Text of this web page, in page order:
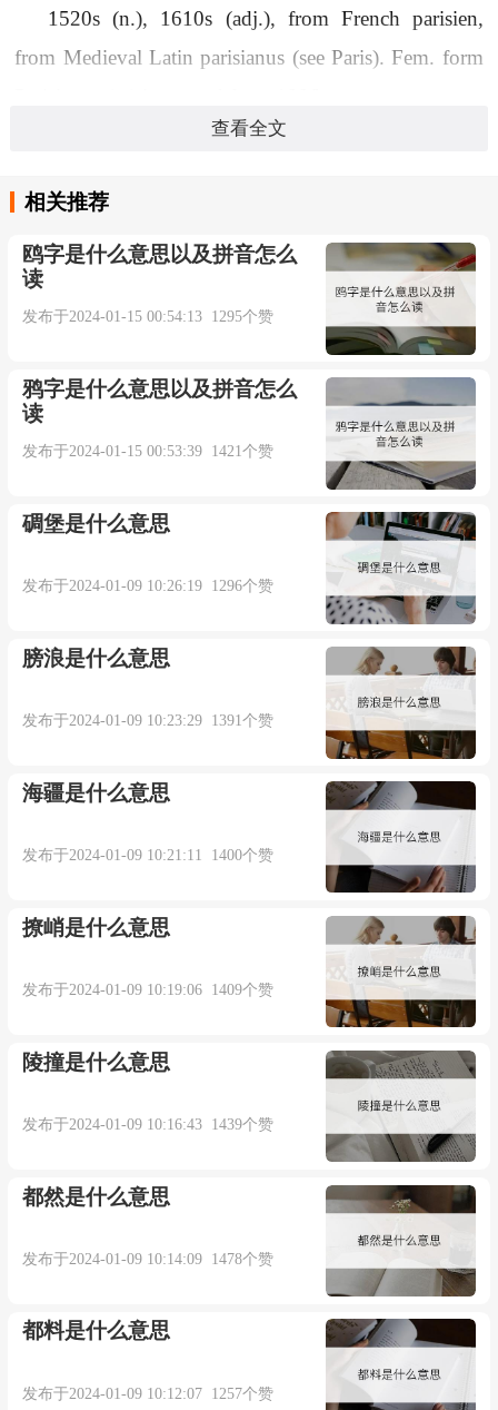
1520s (n.), 1610s (adj.), from French parisien,
from Medieval Latin parisianus (see Paris). Fem. form
Parisian art museums.
几个月来马尔科姆一直想参观巴黎的艺术博物
2. Parisian taxi drivers are threatening to mount a
blockade to turn the screw on the government.
巴黎出租车司机们正威胁阻塞交通以对政府进
3. He pronounced them to perfection with genuine
Parisian chic.
他念音非常准确,是纯粹的巴黎调子.
来自辞典例句
4. She bought a dress patterned upon a Parisian
她买了一件仿照巴黎流行式样而做的衣服.
couple.
巴黎市民站在街道两旁赞赏这对年轻夫妇.
来自辞典例句
查看全文
相关推荐
鸥字是什么意思以及拼音怎么
读
发布于2024-01-15 00:54:13 1295个赞
鸦字是什么意思以及拼音怎么
读
发布于2024-01-15 00:53:39 1421个赞
碉堡是什么意思
发布于2024-01-09 10:26:19 1296个赞
膀浪是什么意思
发布于2024-01-09 10:23:29 1391个赞
海疆是什么意思
发布于2024-01-09 10:21:11 1400个赞
撩峭是什么意思
发布于2024-01-09 10:19:06 1409个赞
陵撞是什么意思
发布于2024-01-09 10:16:43 1439个赞
都然是什么意思
发布于2024-01-09 10:14:09 1478个赞
都料是什么意思
发布于2024-01-09 10:12:07 1257个赞